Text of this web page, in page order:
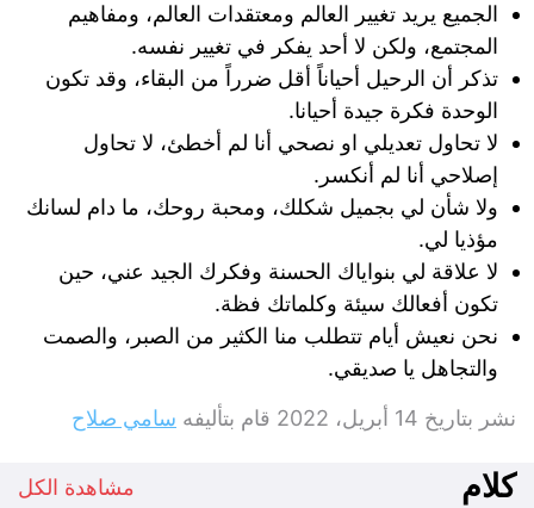
الجميع يريد تغيير العالم ومعتقدات العالم، ومفاهيم
المجتمع، ولكن لا أحد يفكر في تغيير نفسه.
تذكر أن الرحيل أحياناً أقل ضرراً من البقاء، وقد تكون
الوحدة فكرة جيدة أحيانا.
لا تحاول تعديلي او نصحي أنا لم أخطئ، لا تحاول
إصلاحي أنا لم أنكسر.
ولا شأن لي بجميل شكلك، ومحبة روحك، ما دام لسانك
مؤذيا لي.
لا علاقة لي بنواياك الحسنة وفكرك الجيد عني، حين
تكون أفعالك سيئة وكلماتك فظة.
نحن نعيش أيام تتطلب منا الكثير من الصبر، والصمت
والتجاهل يا صديقي.
نشر بتاريخ 14 أبريل، 2022 قام بتأليفه سامي صلاح
كلام مشاهدة الكل